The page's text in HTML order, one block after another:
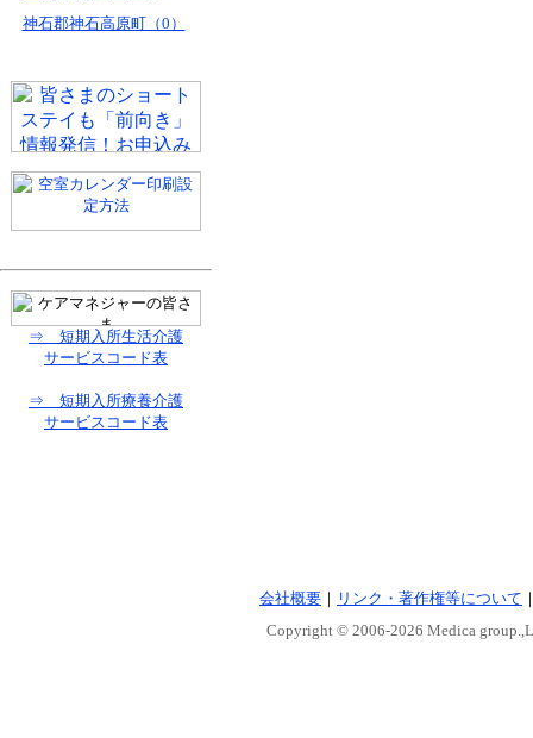
神石郡神石高原町（0）
⇒ 短期入所生活介護
サービスコード表
⇒ 短期入所療養介護
サービスコード表
会社概要 ｜ リンク・著作権等について
Copyright © 2006-2026 Medica